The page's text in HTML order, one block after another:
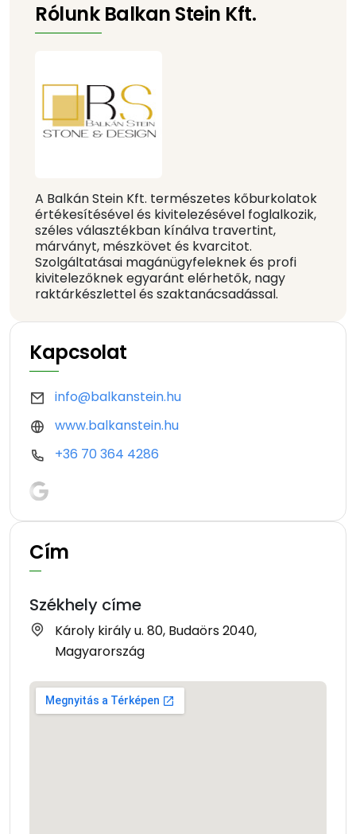
Rólunk Balkan Stein Kft.
A Balkán Stein Kft. természetes kőburkolatok
értékesítésével és kivitelezésével foglalkozik,
széles választékban kínálva travertint,
márványt, mészkövet és kvarcitot.
Szolgáltatásai magánügyfeleknek és profi
kivitelezőknek egyaránt elérhetők, nagy
raktárkészlettel és szaktanácsadással.
Kapcsolat
info@balkanstein.hu
www.balkanstein.hu
+36 70 364 4286
Cím
Székhely címe
Károly király u. 80, Budaörs 2040,
Magyarország